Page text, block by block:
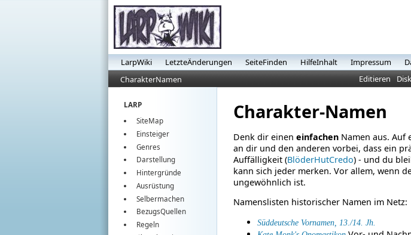
LarpWiki LetzteÄnderungen SeiteFinden HilfeInhalt Impressum
Editieren
CharakterNamen
LARP
SiteMap
Einsteiger
Genres
Darstellung
Hintergründe
Ausrüstung
Selbermachen
BezugsQuellen
Regeln
Charakter-Namen
Denk dir einen einfachenNamen aus. Auf
an dir und den anderen vorbei, dass ein
Auffälligkeit (BlöderHutCredo) - und du
kann sich jeder merken. Vor allem, wenn
ungewöhnlich ist.
Namenslisten historischer Namen im Netz:
Süddeutsche Vornamen, 13./14. Jh.